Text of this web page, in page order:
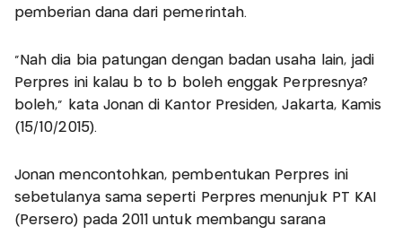
pemberian dana dari pemerintah.
"Nah dia bia patungan dengan badan usaha lain, jadi
Perpres ini kalau b to b boleh enggak Perpresnya?
boleh," kata Jonan di Kantor Presiden, Jakarta, Kamis
(15/10/2015).
Jonan mencontohkan, pembentukan Perpres ini
sebetulanya sama seperti Perpres menunjuk PT KAI
(Persero) pada 2011 untuk membangu sarana